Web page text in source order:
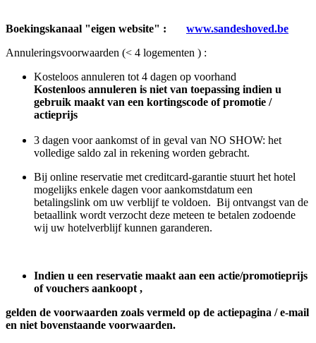
Boekingskanaal "eigen website" : www.sandeshoved.be
Annuleringsvoorwaarden (< 4 logementen ) :
Kosteloos annuleren tot 4 dagen op voorhand
Kostenloos annuleren is niet van toepassing indien u
gebruik maakt van een kortingscode of promotie /
actieprijs
3 dagen voor aankomst of in geval van NO SHOW: het
volledige saldo zal in rekening worden gebracht.
Bij online reservatie met creditcard-garantie stuurt het hotel
mogelijks enkele dagen voor aankomstdatum een
betalingslink om uw verblijf te voldoen. Bij ontvangst van de
betaallink wordt verzocht deze meteen te betalen zodoende
wij uw hotelverblijf kunnen garanderen.
Indien u een reservatie maakt aan een actie/promotieprijs
of vouchers aankoopt ,
gelden de voorwaarden zoals vermeld op de actiepagina / e-mail
en niet bovenstaande voorwaarden.